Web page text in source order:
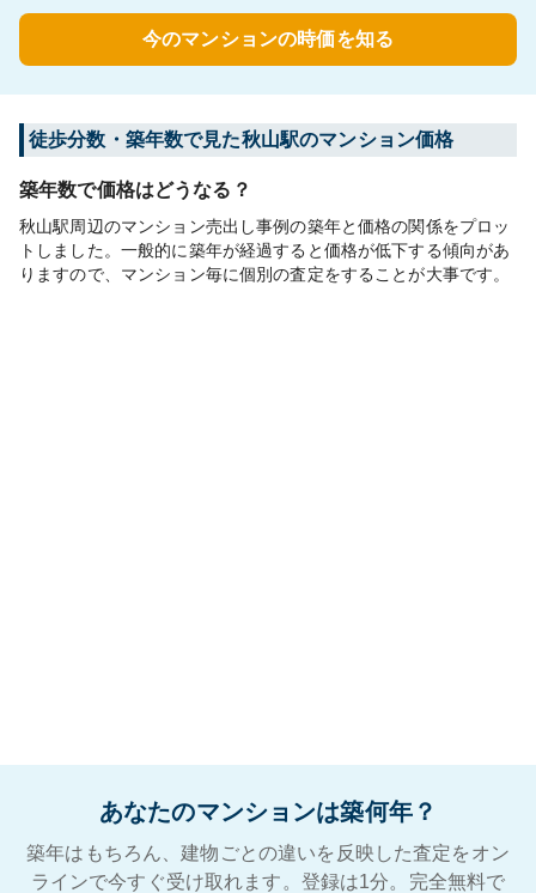
今のマンションの時価を知る
徒歩分数・築年数で見た秋山駅のマンション価格
築年数で価格はどうなる？
秋山駅周辺のマンション売出し事例の築年と価格の関係をプロッ
トしました。一般的に築年が経過すると価格が低下する傾向があ
りますので、マンション毎に個別の査定をすることが大事です。
あなたのマンションは築何年？
築年はもちろん、建物ごとの違いを反映した査定をオン
ラインで今すぐ受け取れます。登録は1分。完全無料で